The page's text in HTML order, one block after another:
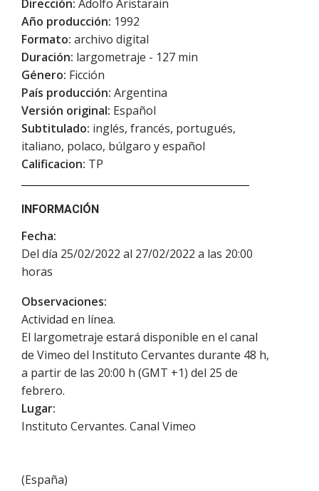
Dirección: Adolfo Aristarain
Año producción: 1992
Formato: archivo digital
Duración: largometraje - 127 min
Género: Ficción
País producción: Argentina
Versión original: Español
Subtitulado: inglés, francés, portugués,
italiano, polaco, búlgaro y español
Calificacion: TP
INFORMACIÓN
Fecha:
Del día 25/02/2022 al 27/02/2022 a las 20:00
horas
Observaciones:
Actividad en línea.
El largometraje estará disponible en el canal
de Vimeo del Instituto Cervantes durante 48 h,
a partir de las 20:00 h (GMT +1) del 25 de
febrero.
Lugar:
Instituto Cervantes. Canal Vimeo
(España)